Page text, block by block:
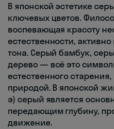
В японской эстетике
ключевых цветов.
воспевающая красоту
естественности,
тона. Серый бамбук,
дерево — всё это
естественного
природой. В японской
э) серый является
передающим глубину,
движение.